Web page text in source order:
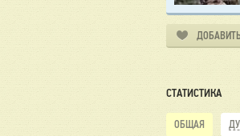
СТАТИСТИКА
ОБЩАЯ